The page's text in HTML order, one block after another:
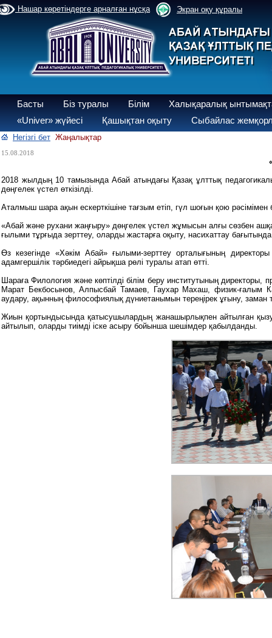
Нашар көретіндерге арналған нұсқа Экран оқу құралы
Басты Біз туралы Білім
Халықаралық
«Univer» жүйесі
Қашықтан оқыту Сыбайлас
Негізгі бет Жаңалықтар
15.08.2018
2018 жылдың 10 тамызында Абай атындағы Қазақ ұлттық
дөңгелек үстел өткізілді.
Аталмыш шара ақын ескерткішіне тағзым етіп, гүл шоғын қою рәсімімен
«Абай және рухани жаңғыру» дөңгелек үстел жұмысын алғы сөзбен
ғылыми тұрғыда зерттеу, оларды жастарға оқыту, насихаттау
Өз кезегінде «Хәкім Абай» ғылыми-зерттеу орталығының
адамгершілік тәрбиедегі айрықша рөлі туралы атап өтті.
Шараға Филология және көптілді білім беру институтының
Марат Бекбосынов, Алпысбай Тамаев, Гаухар Махаш, физик-ғалым
аудару, ақынның философиялық дүниетанымын тереңірек ұғыну, заман
Жиын қортындысында қатысушылардың жанашырлықпен айтылған
айтылып, оларды тиімді іске асыру бойынша шешімдер қабылданды.